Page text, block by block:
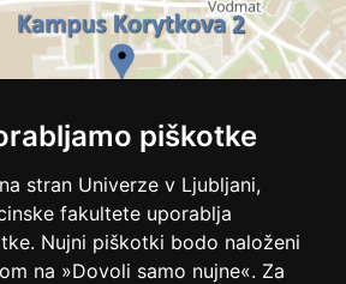
piškotke
stran Univerze v Ljubljani,
fakultete uporablja
Nujni piškotki bodo naloženi
na »Dovoli samo nujne«. Za